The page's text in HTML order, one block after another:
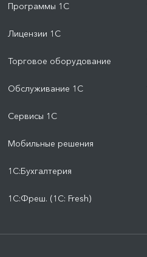
Программы 1С
Лицензии 1С
Торговое оборудование
Обслуживание 1С
Сервисы 1С
Мобильные решения
1С:Бухгалтерия
1С:Фреш. (1С: Fresh)